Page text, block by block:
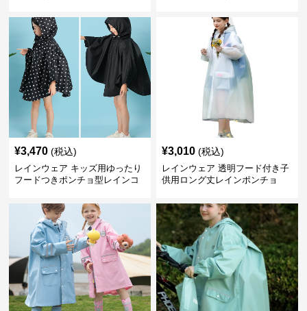
¥3,470 (税込)
レインウェア キッズ用ゆったり
フードつきポンチョ型レインコ
¥3,010 (税込)
レインウェア 透明フード付き子
供用ロング丈レインポンチョ